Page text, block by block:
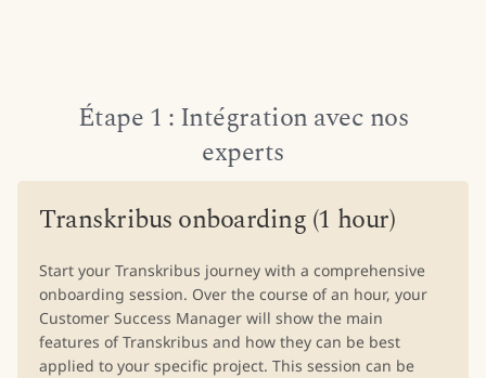
Étape 1 : Intégration avec nos
experts
Transkribus onboarding (1 hour)
Start your Transkribus journey with a comprehensive
onboarding session. Over the course of an hour, your
Customer Success Manager will show the main
features of Transkribus and how they can be best
applied to your specific project. This session can be